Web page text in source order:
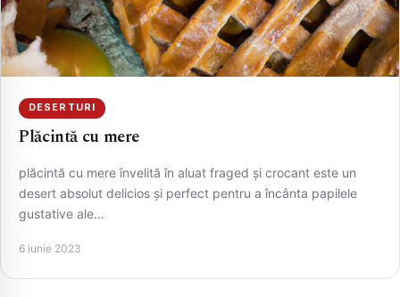
DESERTURI
Plăcintă cu mere
plăcintă cu mere învelită în aluat fraged și crocant este un
desert absolut delicios și perfect pentru a încânta papilele
gustative ale…
6 iunie 2023